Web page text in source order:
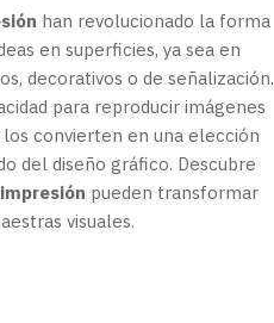
han revolucionado la forma
en superficies, ya sea en
decorativos o de señalización.
para reproducir imágenes
convierten en una elección
del diseño gráfico. Descubre
pueden transformar
visuales.